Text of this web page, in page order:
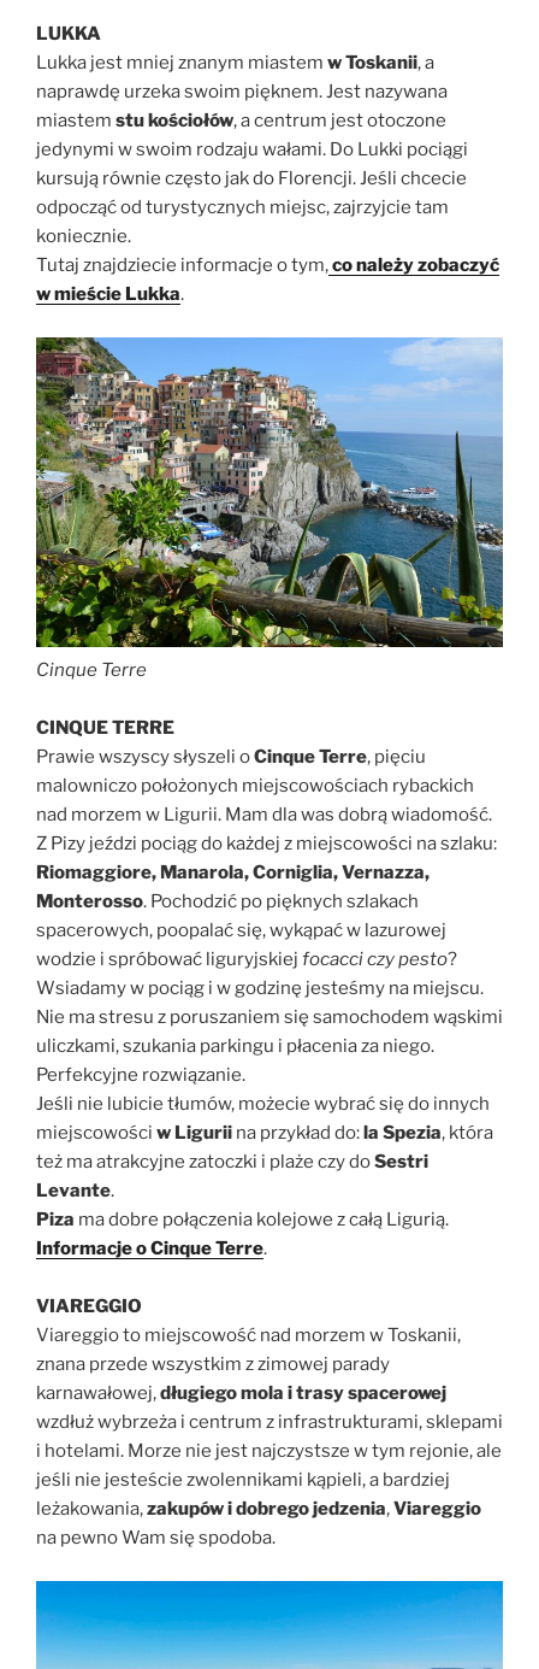
LUKKA
Lukka jest mniej znanym miastem w Toskanii, a
naprawdę urzeka swoim pięknem. Jest nazywana
miastem stu kościołów, a centrum jest otoczone
jedynymi w swoim rodzaju wałami. Do Lukki pociągi
kursują równie często jak do Florencji. Jeśli chcecie
odpocząć od turystycznych miejsc, zajrzyjcie tam
koniecznie.
Tutaj znajdziecie informacje o tym,co należy zobaczyć
w mieście Lukka.
Cinque Terre
CINQUE TERRE
Prawie wszyscy słyszeli oCinque Terre, pięciu
malowniczo położonych miejscowościach rybackich
nad morzem w Ligurii. Mam dla was dobrą wiadomość.
Z Pizy jeździ pociąg do każdej z miejscowości na szlaku:
Riomaggiore, Manarola, Corniglia, Vernazza,
Monterosso. Pochodzić po pięknych szlakach
spacerowych, poopalać się, wykąpać w lazurowej
wodzie i spróbować liguryjskiej focacci czy pesto?
Wsiadamy w pociąg i w godzinę jesteśmy na miejscu.
Nie ma stresu z poruszaniem się samochodem wąskimi
uliczkami, szukania parkingu i płacenia za niego.
Perfekcyjne rozwiązanie.
Jeśli nie lubicie tłumów, możecie wybrać się do innych
miejscowości w Ligurii na przykład do:la Spezia, która
też ma atrakcyjne zatoczki i plaże czy doSestri
Levante.
Piza ma dobre połączenia kolejowe z całą Ligurią.
Informacje o Cinque Terre.
VIAREGGIO
Viareggio to miejscowość nad morzem w Toskanii,
znana przede wszystkim z zimowej parady
karnawałowej,długiego mola i trasy spacerowej
wzdłuż wybrzeża i centrum z infrastrukturami, sklepami
i hotelami. Morze nie jest najczystsze w tym rejonie, ale
jeśli nie jesteście zwolennikami kąpieli, a bardziej
leżakowania,zakupów i dobrego jedzenia,Viareggio
na pewno Wam się spodoba.